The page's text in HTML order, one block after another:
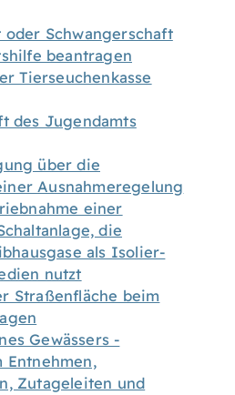
oder Schwangerschaft
beantragen
Tierseuchenkasse
des Jugendamts
über die
Ausnahmeregelung
einer
die
als Isolier-
nutzt
Straßenfläche beim
Gewässers -
Entnehmen,
Zutageleiten und